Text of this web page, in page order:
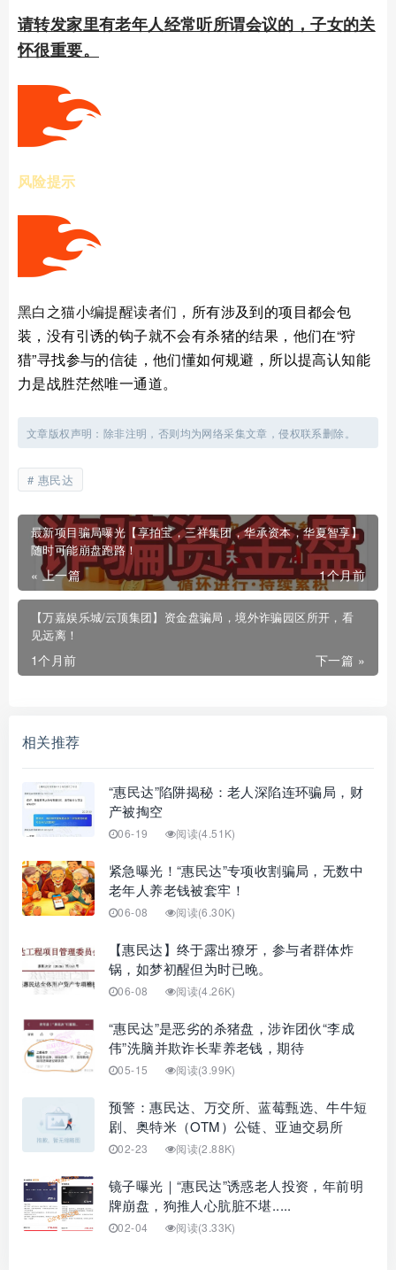
请转发家里有老年人经常听所谓会议的，子女的关
怀很重要。
风险提示
黑白之猫小编提醒读者们， 所有涉及到的项目都会包
装，没有引诱的钩子就不会有杀猪的结果，他们在“狩
猎”寻找参与的信徒，他们懂如何规避，所以提高认知能
力是战胜茫然唯一通道。
文章版权声明：除非注明，否则均为网络采集文章，侵权联系删除。
惠民达
最新项目骗局曝光【享拍宝，三祥集团，华承资本，华夏智享】
随时可能崩盘跑路！
« 上一篇 1个月前
【万嘉娱乐城/云顶集团】资金盘骗局，境外诈骗园区所开，看
见远离！
下一篇 »
1个月前
相关推荐
“惠民达”陷阱揭秘：老人深陷连环骗局，财
产被掏空
06-19 阅读(4.51K)
紧急曝光！“惠民达”专项收割骗局，无数中
老年人养老钱被套牢！
06-08 阅读(6.30K)
【惠民达】终于露出獠牙，参与者群体炸
锅，如梦初醒但为时已晚。
06-08 阅读(4.26K)
“惠民达”是恶劣的杀猪盘，涉诈团伙“李成
伟”洗脑并欺诈长辈养老钱，期待
05-15 阅读(3.99K)
预警：惠民达、万交所、蓝莓甄选、牛牛短
剧、奥特米（OTM）公链、亚迪交易所
02-23 阅读(2.88K)
镜子曝光｜“惠民达”诱惑老人投资，年前明
牌崩盘，狗推人心肮脏不堪.....
02-04 阅读(3.33K)